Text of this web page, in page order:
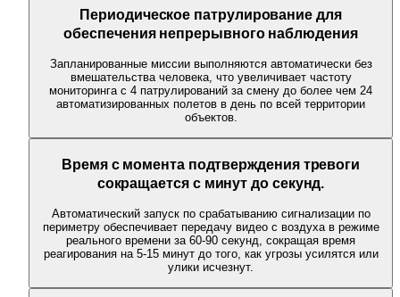
Периодическое патрулирование для
обеспечения непрерывного наблюдения
Запланированные миссии выполняются автоматически без
вмешательства человека, что увеличивает частоту
мониторинга с 4 патрулирований за смену до более чем 24
автоматизированных полетов в день по всей территории
объектов.
Время с момента подтверждения тревоги
сокращается с минут до секунд.
Автоматический запуск по срабатыванию сигнализации по
периметру обеспечивает передачу видео с воздуха в режиме
реального времени за 60-90 секунд, сокращая время
реагирования на 5-15 минут до того, как угрозы усилятся или
улики исчезнут.